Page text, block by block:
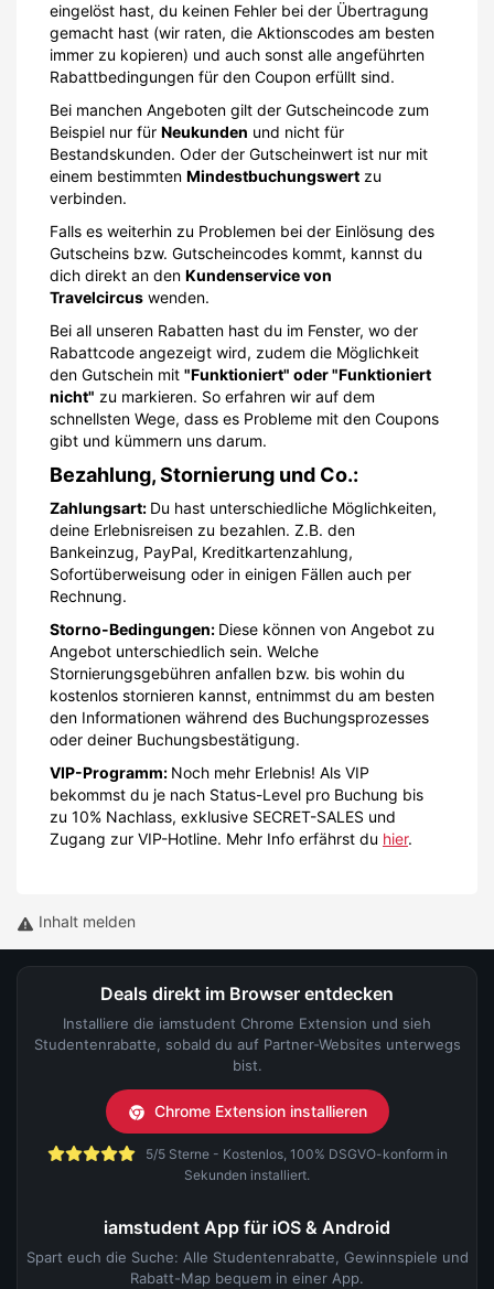
eingelöst hast, du keinen Fehler bei der Übertragung
gemacht hast (wir raten, die Aktionscodes am besten
immer zu kopieren) und auch sonst alle angeführten
Rabattbedingungen für den Coupon erfüllt sind.
Bei manchen Angeboten gilt der Gutscheincode zum
Beispiel nur für Neukunden und nicht für
Bestandskunden. Oder der Gutscheinwert ist nur mit
einem bestimmten Mindestbuchungswert zu
verbinden.
Falls es weiterhin zu Problemen bei der Einlösung des
Gutscheins bzw. Gutscheincodes kommt, kannst du
dich direkt an den Kundenservice von
Travelcircus wenden.
Bei all unseren Rabatten hast du im Fenster, wo der
Rabattcode angezeigt wird, zudem die Möglichkeit
den Gutschein mit "Funktioniert" oder "Funktioniert
nicht" zu markieren. So erfahren wir auf dem
schnellsten Wege, dass es Probleme mit den Coupons
gibt und kümmern uns darum.
Bezahlung, Stornierung und Co.:
Zahlungsart: Du hast unterschiedliche Möglichkeiten,
deine Erlebnisreisen zu bezahlen. Z.B. den
Bankeinzug, PayPal, Kreditkartenzahlung,
Sofortüberweisung oder in einigen Fällen auch per
Rechnung.
Storno-Bedingungen: Diese können von Angebot zu
Angebot unterschiedlich sein. Welche
Stornierungsgebühren anfallen bzw. bis wohin du
kostenlos stornieren kannst, entnimmst du am besten
den Informationen während des Buchungsprozesses
oder deiner Buchungsbestätigung.
VIP-Programm: Noch mehr Erlebnis! Als VIP
bekommst du je nach Status-Level pro Buchung bis
zu 10% Nachlass, exklusive SECRET-SALES und
Zugang zur VIP-Hotline. Mehr Info erfährst du hier.
Inhalt melden
Deals direkt im Browser entdecken
Installiere die iamstudent Chrome Extension und sieh
Studentenrabatte, sobald du auf Partner-Websites unterwegs
bist.
Chrome Extension installieren
5/5 Sterne - Kostenlos, 100% DSGVO-konform in
Sekunden installiert.
iamstudent App für iOS & Android
Spart euch die Suche: Alle Studentenrabatte, Gewinnspiele und
Rabatt-Map bequem in einer App.